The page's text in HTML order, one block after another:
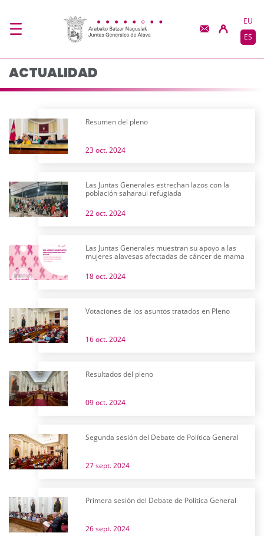
Actualidad - JJGG-
EU
ES
ACTUALIDAD
Resumen del pleno
23 oct. 2024
Las Juntas Generales estrechan lazos con la
población saharaui refugiada
22 oct. 2024
Las Juntas Generales muestran su apoyo a las
mujeres alavesas afectadas de cáncer de mama
18 oct. 2024
Votaciones de los asuntos tratados en Pleno
16 oct. 2024
Resultados del pleno
09 oct. 2024
Segunda sesión del Debate de Política General
27 sept. 2024
Primera sesión del Debate de Política General
26 sept. 2024